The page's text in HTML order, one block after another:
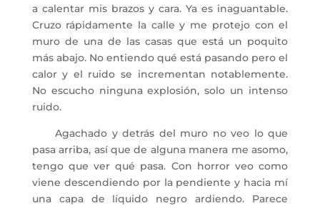
a calentar mis brazos y cara. Ya es inaguantable.
Cruzo rápidamente la calle y me protejo con el
muro de una de las casas que está un poquito
más abajo. No entiendo qué está pasando pero el
calor y el ruido se incrementan notablemente.
No escucho ninguna explosión, solo un intenso
ruido.
Agachado y detrás del muro no veo lo que
pasa arriba, así que de alguna manera me asomo,
tengo que ver qué pasa. Con horror veo como
viene descendiendo por la pendiente y hacia mí
una capa de líquido negro ardiendo. Parece